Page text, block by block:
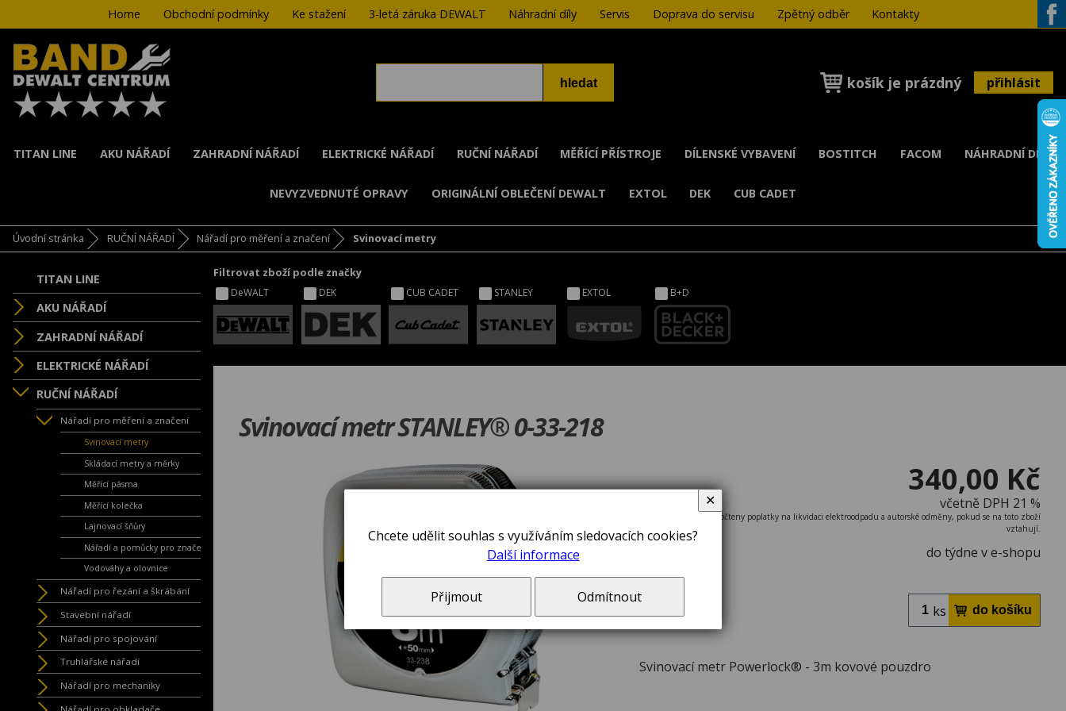
Home Obchodní podmínky Ke stažení 3-letá záruka DEWALT Náhradní díly Servis Doprava do servisu Zpětný odběr
Kontakty
košík je prázdný přihlásit
TITAN LINE AKU NÁŘADÍ ZAHRADNÍ NÁŘADÍ ELEKTRICKÉ NÁŘADÍ RUČNÍ NÁŘADÍ MĚŘÍCÍ PŘÍSTROJE DÍLENSKÉ VYBAVENÍ BOSTITCH FACOM NÁHRADNÍ DÍLY
NEVYZVEDNUTÉ OPRAVY ORIGINÁLNÍ OBLEČENÍ DEWALT EXTOL DEK CUB CADET
Úvodní stránka RUČNÍ NÁŘADÍ Nářadí pro měření a značení Svinovací metry
TITAN LINE
AKU NÁŘADÍ
ZAHRADNÍ NÁŘADÍ
ELEKTRICKÉ NÁŘADÍ
RUČNÍ NÁŘADÍ
Nářadí pro měření a značení
Svinovací metry
Skládací metry a měrky
Měřící pásma
Měřící kolečka
Lajnovací šňůry
Nářadí a pomůcky pro značení
Vodováhy a olovnice
Nářadí pro řezání a škrábání
Stavební nářadí
Nářadí pro spojování
Truhlářské nářadí
Nářadí pro mechaniky
Filtrovat zboží podle značky
DeWALT DEK CUB CADET STANLEY EXTOL B+D
Svinovací metr STANLEY® 0-33-218
340,00 Kč
včetně DPH 21 %
V ceně zboží jsou započteny poplatky na likvidaci elektroodpadu a autorské odměny, pokud se na toto zboží
vztahují.
do týdne v e-shopu
ks
Svinovací metr Powerlock® - 3m kovové pouzdro
Chcete udělit souhlas s využíváním sledovacích cookies?
Další informace
Přijmout Odmítnout
✕